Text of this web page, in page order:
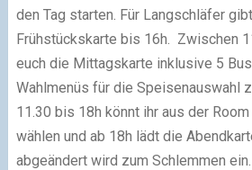
den Tag starten. Für Langschläfer
Frühstückskarte bis 16h. Zwischen
euch die Mittagskarte inklusive 5
Wahlmenüs für die Speisenauswahl
11.30 bis 18h könnt ihr aus der
wählen und ab 18h lädt die
abgeändert wird zum Schlemmen